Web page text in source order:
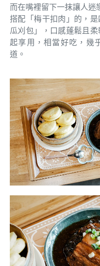
而在嘴裡留下一抹讓人迷
搭配「梅干扣肉」的，
瓜刈包」，口感蓬鬆且
起享用，相當好吃，幾
道。